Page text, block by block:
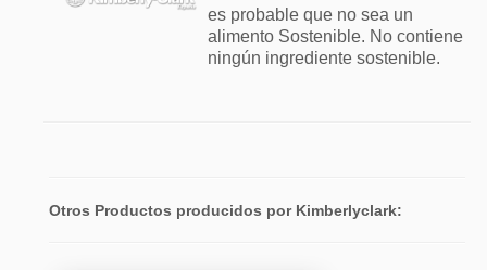
es probable que no sea un
alimento Sostenible. No contiene
ningún ingrediente sostenible.
Otros Productos producidos por Kimberlyclark: